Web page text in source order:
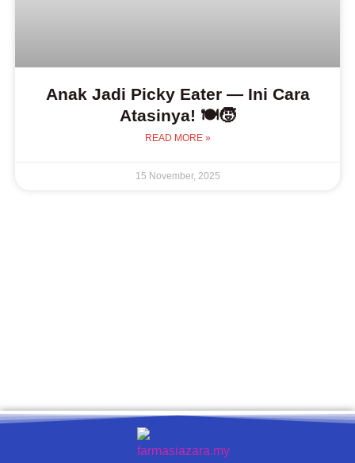
Anak Jadi Picky Eater — Ini Cara
Atasinya! 🍽️🧒
READ MORE »
15 November, 2025